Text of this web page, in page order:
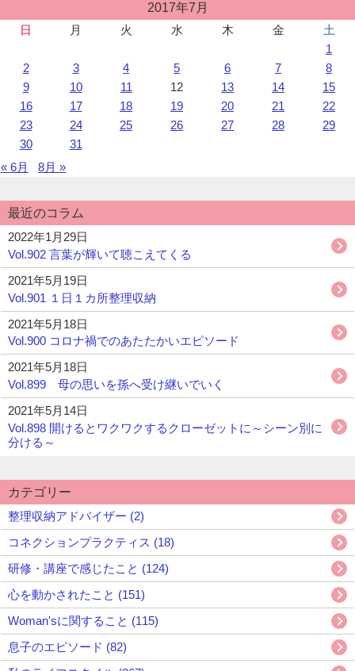
議
そ
稿
2017年7月
日
月 火 水 木 金
土
1
2
3 4 5 6 7
8
9
10 11 12 13 14
15
16
17 18 19 20 21
22
23
24 25 26 27 28
29
30
31
« 6月
8月 »
最近のコラム
2022年1月29日
Vol.902 言葉が輝いて聴こえてくる
2021年5月19日
Vol.901 １日１カ所整理収納
2021年5月18日
Vol.900 コロナ禍でのあたたかいエピソード
2021年5月18日
Vol.899 母の思いを孫へ受け継いでいく
2021年5月14日
Vol.898 開けるとワクワクするクローゼットに～シーン別に
分ける～
カテゴリー
整理収納アドバイザー (2)
コネクションプラクティス (18)
研修・講座で感じたこと (124)
心を動かされたこと (151)
Woman'sに関すること (115)
息子のエピソード (82)